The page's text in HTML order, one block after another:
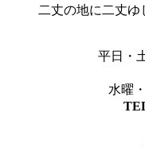
二丈の地に二丈
平日・
（
水曜